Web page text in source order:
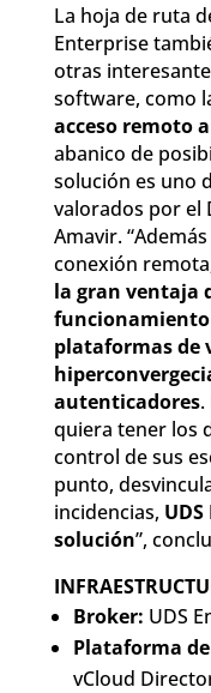
La hoja de ruta
Enterprise
otras
software, como
acceso remoto
abanico de
solución es uno
valorados por el
Amavir.
conexión
la gran ventaja
plataformas de
autenticadores.
quiera tener los
control de sus
punto,
incidencias,
solución”,
Broker: UDS
Plataforma
vCloud